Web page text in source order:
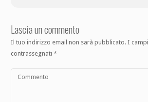
Lascia un commento
Il tuo indirizzo email non sarà pubblicato. I
contrassegnati*